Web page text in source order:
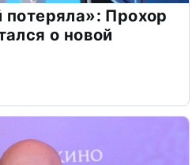
Прохор
о новой